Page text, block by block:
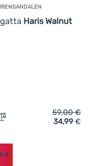
Genesis Gore-
Haris Walnut
Zum Vergleich
59,00€
34,99 €
%